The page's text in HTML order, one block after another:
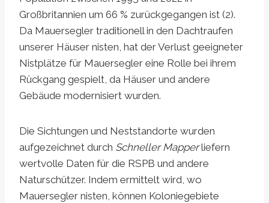
Großbritannien um 66 % zurückgegangen ist (2).
Da Mauersegler traditionell in den Dachtraufen
unserer Häuser nisten, hat der Verlust geeigneter
Nistplätze für Mauersegler eine Rolle bei ihrem
Rückgang gespielt, da Häuser und andere
Gebäude modernisiert wurden.
Die Sichtungen und Neststandorte wurden
aufgezeichnet durch Schneller Mapperliefern
wertvolle Daten für die RSPB und andere
Naturschützer. Indem ermittelt wird, wo
Mauersegler nisten, können Koloniegebiete